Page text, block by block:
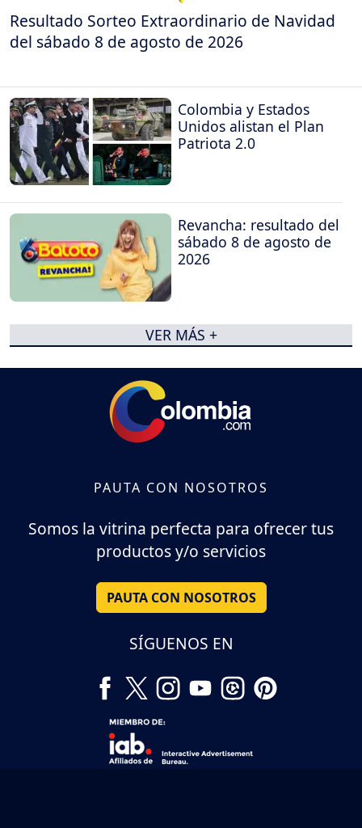
Resultado Sorteo Extraordinario de Navidad
del sábado 8 de agosto de 2026
Colombia y Estados
Unidos alistan el Plan
Patriota 2.0
Revancha: resultado del
sábado 8 de agosto de
2026
VER MÁS +
PAUTA CON NOSOTROS
Somos la vitrina perfecta para ofrecer tus
productos y/o servicios
PAUTA CON NOSOTROS
SÍGUENOS EN